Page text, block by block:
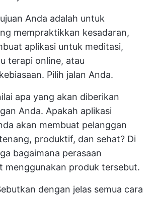
Anda adalah untuk
mempraktikkan kesadaran,
aplikasi untuk meditasi,
terapi online, atau
Pilih jalan Anda.
apa yang akan diberikan
Anda. Apakah aplikasi
akan membuat pelanggan
produktif, dan sehat? Di
bagaimana perasaan
menggunakan produk tersebut.
dengan jelas semua cara